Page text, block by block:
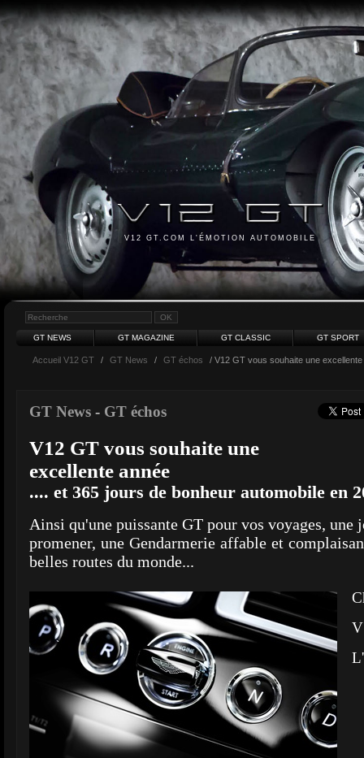
V12 GT.COM L'ÉMOTION AUTOMOBILE
GT NEWS GT MAGAZINE GT CLASSIC GT SPORT
Accueil V12 GT / GT News / GT échos / V12 GT vous souhaite une excellente
GT News - GT échos
V12 GT vous souhaite une
excellente année
.... et 365 jours de bonheur automobile en
Ainsi qu'une puissante GT pour vos voyages, une
promener, une Gendarmerie affable et
belles routes du monde...